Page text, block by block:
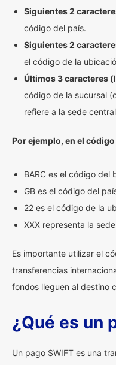
Siguientes 2
código del país.
Siguientes 2
el código de la
Últimos 3 caracteres
código de la sucursal
refiere a la sede
Por ejemplo, en el código
BARC es el código del
GB es el código del
22 es el código de la
XXX representa la
Es importante utilizar el
transferencias
fondos lleguen al destino
¿Qué es un
Un pago SWIFT es una